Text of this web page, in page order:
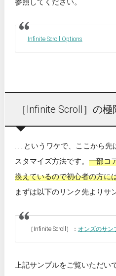
参照してください。
Infinite Scroll Options
［Infinite Scroll］の
……というワケで、ここから先
スタマイズ方法です。一部コ
換えているので初心者の方に
まずは以下のリンク先よりサ
［Infinite Scroll］： オンズのサン
上記サンプルをご覧いただい